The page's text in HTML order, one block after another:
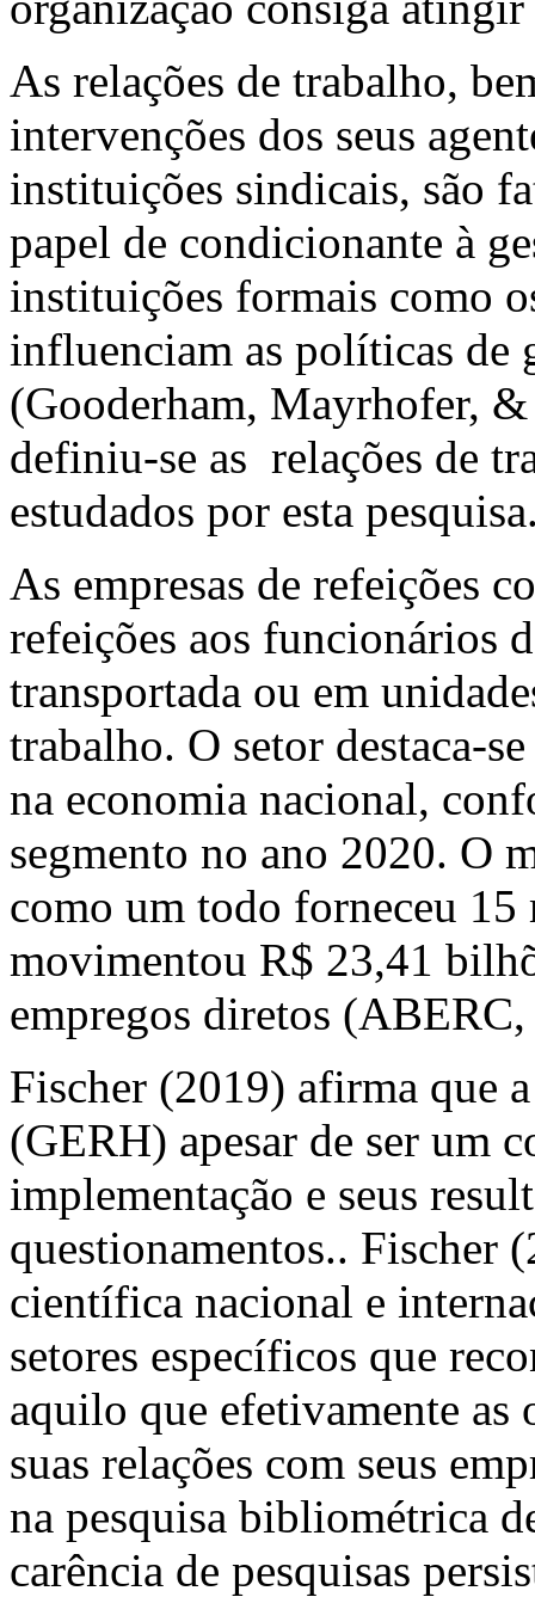
As relações de trabalho,
intervenções dos seus
instituições sindicais, são
papel de condicionante à
instituições formais como
influenciam as políticas de
(Gooderham, Mayrhofer,
definiu-se as relações de
estudados por esta
As empresas de refeições
refeições aos funcionários
transportada ou em
trabalho. O setor destaca-
na economia nacional,
segmento no ano 2020. O
como um todo forneceu
movimentou R$ 23,41
empregos diretos
Fischer (2019) afirma que
(GERH) apesar de ser um
implementação e seus
questionamentos.. Fischer
científica nacional e
setores específicos que
aquilo que efetivamente as
suas relações com seus
na pesquisa bibliométrica
carência de pesquisas